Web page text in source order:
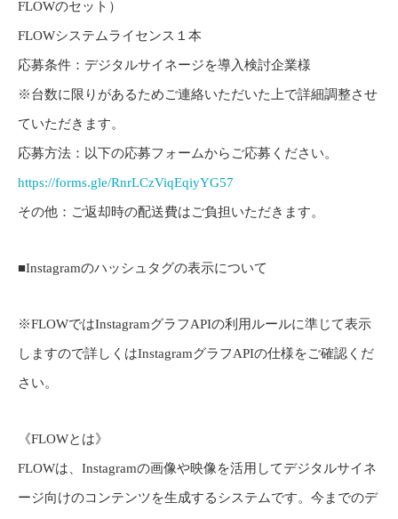
FLOWのセット）
FLOWシステムライセンス１本
応募条件：デジタルサイネージを導入検討企業様
※台数に限りがあるためご連絡いただいた上で詳細調整させ
ていただきます。
応募方法：以下の応募フォームからご応募ください。
https://forms.gle/RnrLCzViqEqiyYG57
その他：ご返却時の配送費はご負担いただきます。
■Instagramのハッシュタグの表示について
※FLOWではInstagramグラフAPIの利用ルールに準じて表示
しますので詳しくはInstagramグラフAPIの仕様をご確認くだ
さい。
《FLOWとは》
FLOWは、Instagramの画像や映像を活用してデジタルサイネ
ージ向けのコンテンツを生成するシステムです。今までのデ